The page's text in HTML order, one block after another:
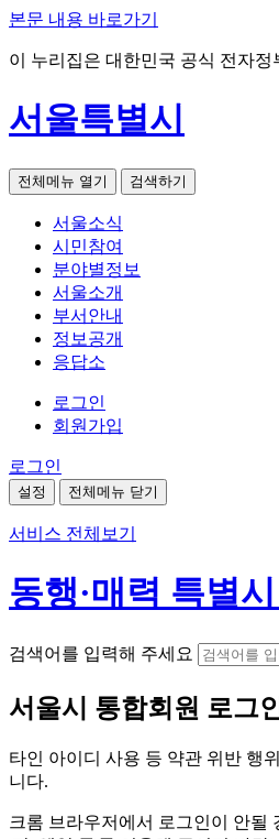
본문 내용 바로가기
이 누리집은 대한민국 공식 전자정
서울특별시
전체메뉴 열기 검색하기
서울소식
시민참여
분야별정보
서울소개
부서안내
정보공개
응답소
로그인
회원가입
로그인
설정 전체메뉴 닫기
서비스 전체보기
동행·매력 특별
검색어를 입력해 주세요
서울시 통합회원 로그
타인 아이디 사용 등 약관 위반 행
니다.
크롬 브라우저에서 로그인이 안될